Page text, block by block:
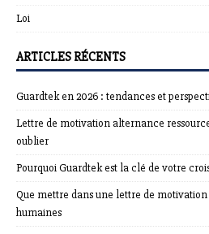
Loi
ARTICLES RÉCENTS
Guardtek en 2026 : tendances et
Lettre de motivation alternance
oublier
Pourquoi Guardtek est la clé de votre
Que mettre dans une lettre de
humaines